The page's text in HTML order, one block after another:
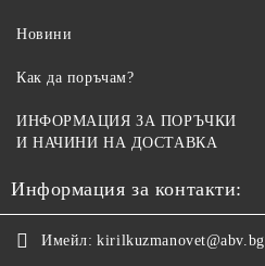
Новини
Как да поръчам?
ИНФОРМАЦИЯ ЗА ПОРЪЧКИ
И НАЧИНИ НА ДОСТАВКА
Информация за контакти:
Имейл: kirilkuzmanovet@abv.bg